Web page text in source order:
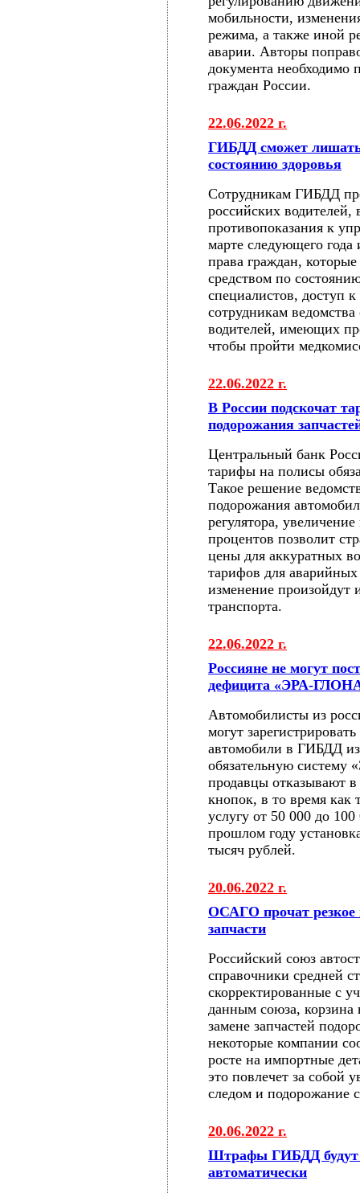
мобильности,
режима, а также иной
аварии. Авторы
документа необходимо
граждан России.
22.06.2022 г.
ГИБДД сможет лишать
состоянию здоровья
Сотрудникам ГИБДД
российских
противопоказания к
марте следующего года
права граждан,
средством по
специалистов, доступ
сотрудникам
водителей, имеющих
чтобы пройти
22.06.2022 г.
В России подскочат
подорожания
Центральный банк
тарифы на полисы
Такое решение
подорожания
регулятора,
процентов позволит
цены для аккуратных
тарифов для
изменение произойдут
транспорта.
22.06.2022 г.
Россияне не могут
дефицита «ЭРА-
Автомобилисты из
могут
автомобили в ГИБДД
обязательную
продавцы отказывают в
кнопок, в то время как
услугу от 50 000 до
прошлом году
тысяч рублей.
20.06.2022 г.
ОСАГО прочат резкое
запчасти
Российский союз
справочники средней
скорректированные с
данным союза, корзина
замене запчастей
некоторые компании
росте на импортные
это повлечет за
следом и подорожание
20.06.2022 г.
Штрафы ГИБДД будут
автоматически